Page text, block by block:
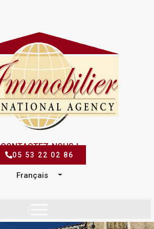
CONTACTEZ-NOUS !
05 53 22 02 86
Français